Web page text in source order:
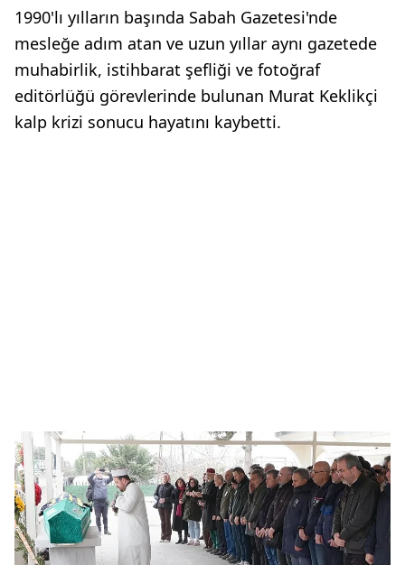
1990'lı yılların başında Sabah Gazetesi'nde
mesleğe adım atan ve uzun yıllar aynı gazetede
muhabirlik, istihbarat şefliği ve fotoğraf
editörlüğü görevlerinde bulunan Murat Keklikçi
kalp krizi sonucu hayatını kaybetti.